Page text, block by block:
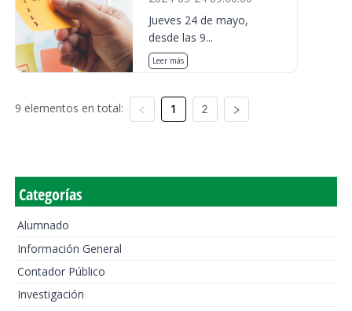
Jueves 24 de mayo,
desde las 9...
Leer más
9 elementos en total: 1 2
Categorías
Alumnado
Información General
Contador Público
Investigación